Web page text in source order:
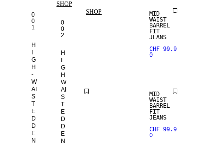
0
0
1
H
G
H
-
W
AI
S
T
E
D
D
E
N
SHOP
0
0
2
H
G
H
W
AI
S
T
E
D
D
E
N
SHOP
MID
WAIST
BARREL
FIT
JEANS
CHF 99.9
0
MID
WAIST
BARREL
FIT
JEANS
CHF 99.9
0
MID
WAIST
BARREL
FIT
JEANS
CHF 99.9
0